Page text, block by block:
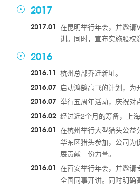
2017
2017.01
在昆明举行年会，并邀请
训。同时，宣布实施股权
2016
2016.11 杭州总部乔迁新址。
2016.07 启动鸿鹄高飞的计划，为
2016.07 举行五周年活动，庆祝对
2016.02 经过近2个月的筹备，上
2016.01
在杭州举行大型猎头公益
华东区猎头参加，公司为
展贡献一份力量。
2016.01
在西安举行年会，并邀请
全国同事开讲。同时明确